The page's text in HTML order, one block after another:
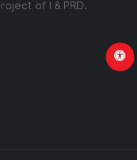
of I & PRD.